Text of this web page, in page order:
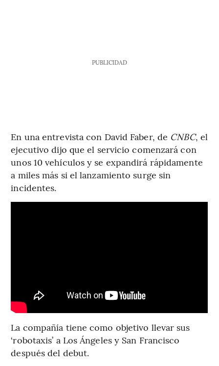
PUBLICIDAD
En una entrevista con David Faber, de CNBC, el
ejecutivo dijo que el servicio comenzará con
unos 10 vehículos y se expandirá rápidamente
a miles más si el lanzamiento surge sin
incidentes.
La compañía tiene como objetivo llevar sus
‘robotaxis’ a Los Ángeles y San Francisco
después del debut.